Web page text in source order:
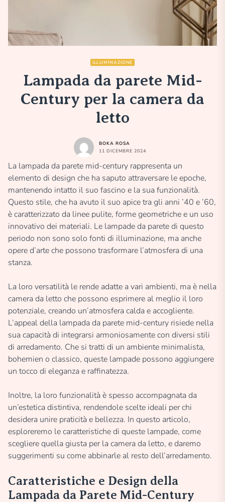
ILLUMINAZIONE
Lampada da parete Mid-
Century per la camera da
letto
BOKA ROSA
11 DICEMBRE 2024
La lampada da parete mid-century rappresenta un
elemento di design che ha saputo attraversare le epoche,
mantenendo intatto il suo fascino e la sua funzionalità.
Questo stile, che ha avuto il suo apice tra gli anni ’40 e ’60,
è caratterizzato da linee pulite, forme geometriche e un uso
innovativo dei materiali. Le lampade da parete di questo
periodo non sono solo fonti di illuminazione, ma anche
opere d’arte che possono trasformare l’atmosfera di una
stanza.
La loro versatilità le rende adatte a vari ambienti, ma è nella
camera da letto che possono esprimere al meglio il loro
potenziale, creando un’atmosfera calda e accogliente.
L’appeal della lampada da parete mid-century risiede nella
sua capacità di integrarsi armoniosamente con diversi stili
di arredamento. Che si tratti di un ambiente minimalista,
bohemien o classico, queste lampade possono aggiungere
un tocco di eleganza e raffinatezza.
Inoltre, la loro funzionalità è spesso accompagnata da
un’estetica distintiva, rendendole scelte ideali per chi
desidera unire praticità e bellezza. In questo articolo,
esploreremo le caratteristiche di queste lampade, come
scegliere quella giusta per la camera da letto, e daremo
suggerimenti su come abbinarle al resto dell’arredamento.
Caratteristiche e Design della
Lampada da Parete Mid-Century